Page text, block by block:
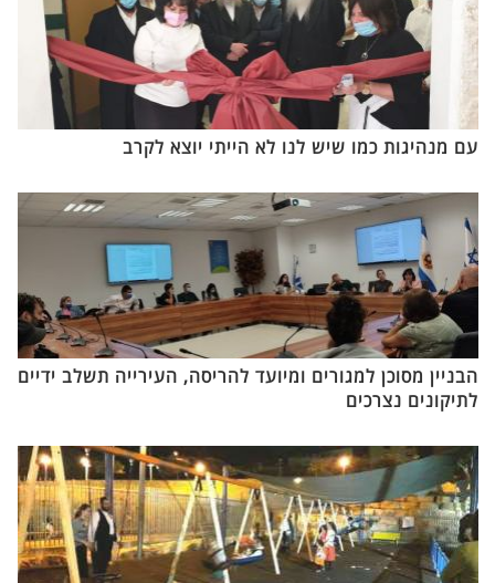
עם מנהיגות כמו שיש לנו לא הייתי יוצא לקרב
הבניין מסוכן למגורים ומיועד להריסה, העירייה תשלב ידיים
לתיקונים נצרכים